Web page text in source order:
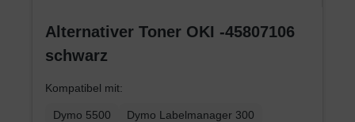
Alternativer Toner OKI -45807106
schwarz
Kompatibel mit:
Dymo 5500
Dymo Labelmanager 300